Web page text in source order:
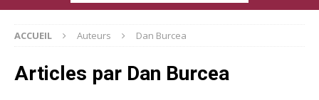
ACCUEIL Auteurs Dan Burcea
Articles par Dan Burcea